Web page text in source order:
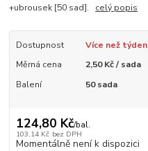
+ubrousek [50 sad]. celý popis
Dostupnost
Více než týden
Měrná cena
2,50 Kč / sada
Balení
50 sada
124,80 Kč/bal.
103,14 Kč bez DPH
Momentálně není k dispozici